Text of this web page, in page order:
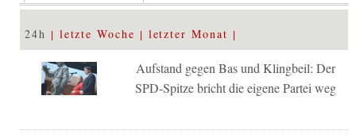
24h letzte Woche letzter Monat
Aufstand gegen Bas und Klingbeil: Der
SPD-Spitze bricht die eigene Partei weg